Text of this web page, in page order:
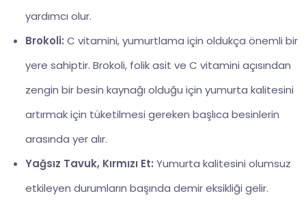
yardımcı olur.
Brokoli: C vitamini, yumurtlama için oldukça önemli bir
yere sahiptir. Brokoli, folik asit ve C vitamini açısından
zengin bir besin kaynağı olduğu için yumurta kalitesini
artırmak için tüketilmesi gereken başlıca besinlerin
arasında yer alır.
Yağsız Tavuk, Kırmızı Et: Yumurta kalitesini olumsuz
etkileyen durumların başında demir eksikliği gelir.